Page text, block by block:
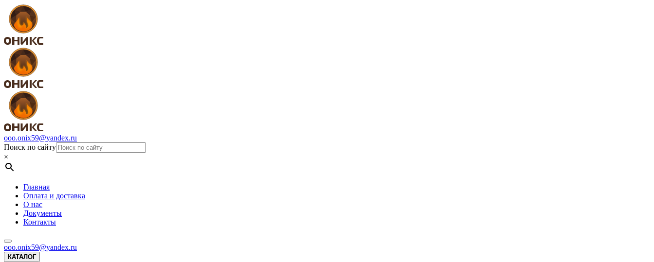
ooo.onix59@yandex.ru
Поиск по сайту
×
Главная
Оплата и доставка
О нас
Документы
Контакты
ooo.onix59@yandex.ru
КАТАЛОГ